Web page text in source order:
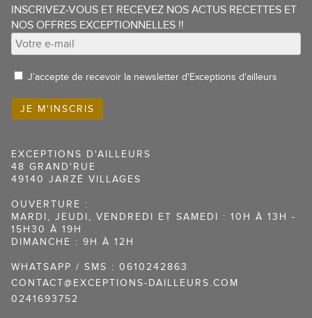
INSCRIVEZ-VOUS ET RECEVEZ NOS ACTUS RECETTES ET
NOS OFFRES EXCEPTIONNELLES !!
J’accepte de recevoir la newsletter d'Exceptions d'ailleurs
EXCEPTIONS D'AILLEURS
48 GRAND'RUE
49140 JARZÉ VILLAGES
OUVERTURE :
MARDI, JEUDI, VENDREDI ET SAMEDI : 10H À 13H -
15H30 À 19H
DIMANCHE : 9H À 12H
WHATSAPP / SMS : 0610242863
CONTACT@EXCEPTIONS-DAILLEURS.COM
0241693752